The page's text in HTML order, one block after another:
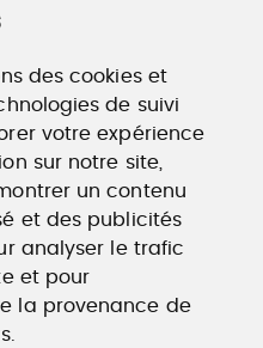
des cookies et
de suivi
votre expérience
sur notre site,
un contenu
et des publicités
analyser le trafic
et pour
la provenance de
784.000 visites et
formations aux métiers
formation.com
professionnel
techniques de
entretien conseil.